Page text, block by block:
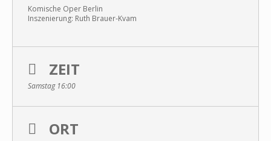
Komische Oper Berlin
Inszenierung: Ruth Brauer-Kvam
ZEIT
Samstag 16:00
ORT